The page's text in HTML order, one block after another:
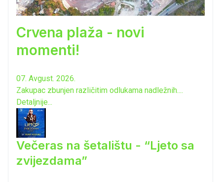
Crvena plaža - novi
momenti!
07. Avgust. 2026.
Zakupac zbunjen različitim odlukama nadležnih....
Detaljnije...
Večeras na šetalištu - “Ljeto sa
zvijezdama”